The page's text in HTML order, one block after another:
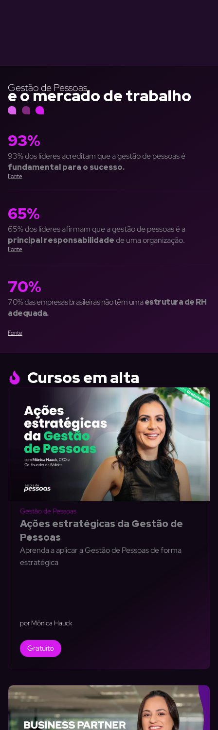
Gestão de Pessoas
e o mercado de trabalho
93%
93% dos líderes acreditam que a gestão de pessoas é
fundamental para o sucesso.
Fonte
65%
65% dos líderes afirmam que a gestão de pessoas é a
principal responsabilidadede uma organização.
Fonte
70%
70% das empresas brasileiras não têm umaestrutura de RH
adequada.
Fonte
Cursos em alta
Gestão de Pessoas
Ações estratégicas da Gestão de
Pessoas
Aprenda a aplicar a Gestão de Pessoas de forma
estratégica
por Mônica Hauck
Gratuito